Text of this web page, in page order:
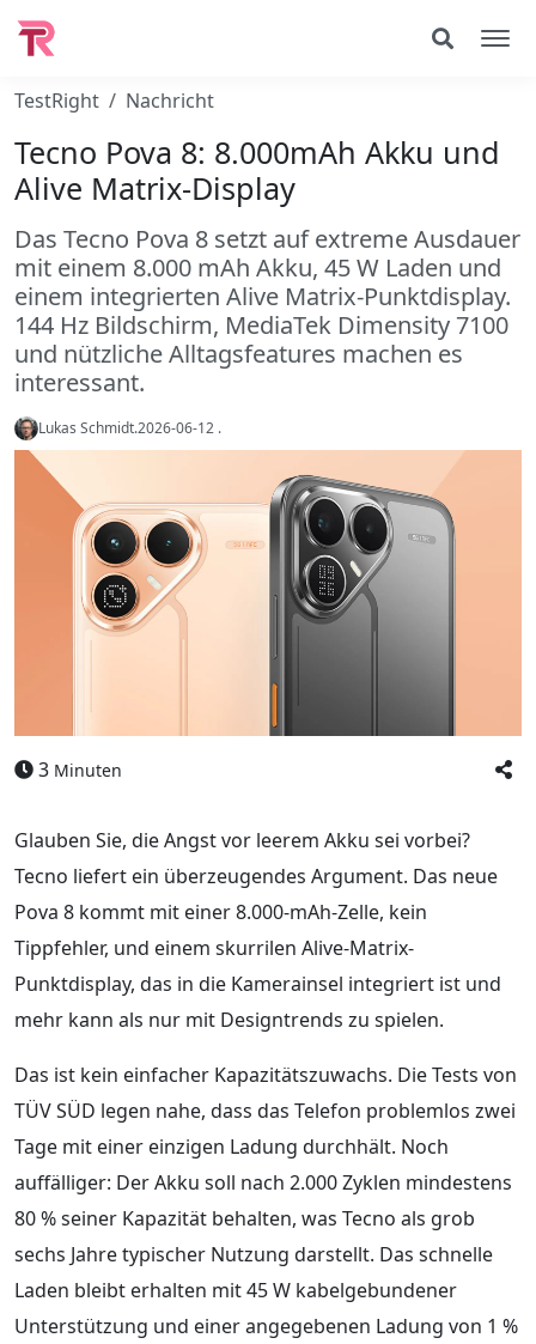
TestRight Nachricht
Tecno Pova 8: 8.000mAh Akku und
Alive Matrix-Display
Das Tecno Pova 8 setzt auf extreme Ausdauer
mit einem 8.000 mAh Akku, 45 W Laden und
einem integrierten Alive Matrix-Punktdisplay.
144 Hz Bildschirm, MediaTek Dimensity 7100
und nützliche Alltagsfeatures machen es
interessant.
Lukas Schmidt.2026-06-12 .
3 Minuten
Glauben Sie, die Angst vor leerem Akku sei vorbei?
Tecno liefert ein überzeugendes Argument. Das neue
Pova 8 kommt mit einer 8.000-mAh-Zelle, kein
Tippfehler, und einem skurrilen Alive-Matrix-
Punktdisplay, das in die Kamerainsel integriert ist und
mehr kann als nur mit Designtrends zu spielen.
Das ist kein einfacher Kapazitätszuwachs. Die Tests von
TÜV SÜD legen nahe, dass das Telefon problemlos zwei
Tage mit einer einzigen Ladung durchhält. Noch
auffälliger: Der Akku soll nach 2.000 Zyklen mindestens
80 % seiner Kapazität behalten, was Tecno als grob
sechs Jahre typischer Nutzung darstellt. Das schnelle
Laden bleibt erhalten mit 45 W kabelgebundener
Unterstützung und einer angegebenen Ladung von 1 %